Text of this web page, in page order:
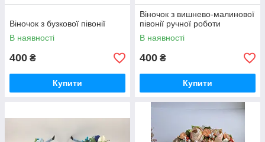
Віночок з бузкової півонії
В наявності
400 ₴
Купити
Віночок з вишнево-малинової
півонії ручної роботи
В наявності
400 ₴
Купити